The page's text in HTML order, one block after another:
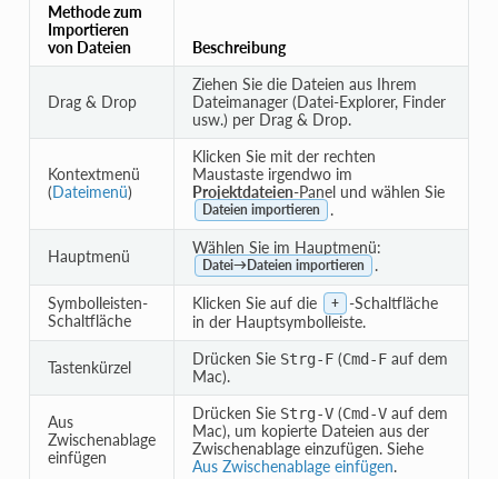
Methode zum
Importieren
von Dateien
Beschreibung
Drag & Drop
Ziehen Sie die Dateien aus Ihrem
Dateimanager (Datei-Explorer, Finder
usw.) per Drag & Drop.
Kontextmenü
(Dateimenü)
Klicken Sie mit der rechten
Maustaste irgendwo im
Projektdateien-Panel und wählen Sie
Dateien importieren .
Hauptmenü Wählen Sie im Hauptmenü:
Datei→Dateien importieren
.
Symbolleisten-
Schaltfläche
Klicken Sie auf die +
-Schaltfläche
in der Hauptsymbolleiste.
Tastenkürzel Drücken Sie Strg-F(Cmd -Fauf dem
Mac).
Aus
Zwischenablage
einfügen
Drücken Sie Strg-V(Cmd -Vauf dem
Mac), um kopierte Dateien aus der
Zwischenablage einzufügen. Siehe
Aus Zwischenablage einfügen.